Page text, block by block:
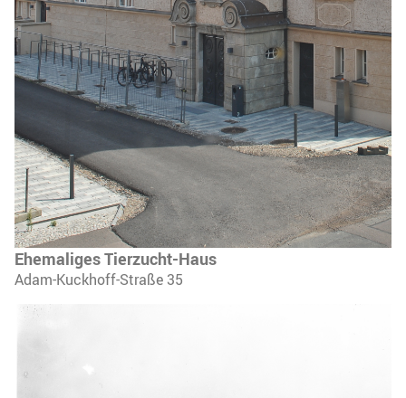
Ehemaliges Tierzucht-Haus
Adam-Kuckhoff-Straße 35